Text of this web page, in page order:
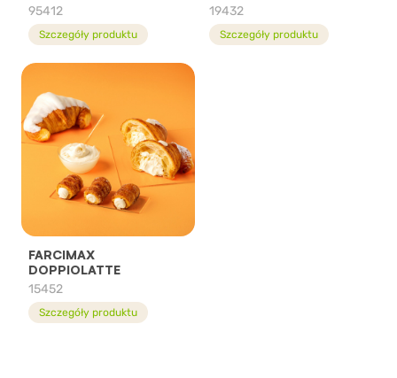
95412
Szczegóły produktu
19432
Szczegóły produktu
FARCIMAX
DOPPIOLATTE
15452
Szczegóły produktu